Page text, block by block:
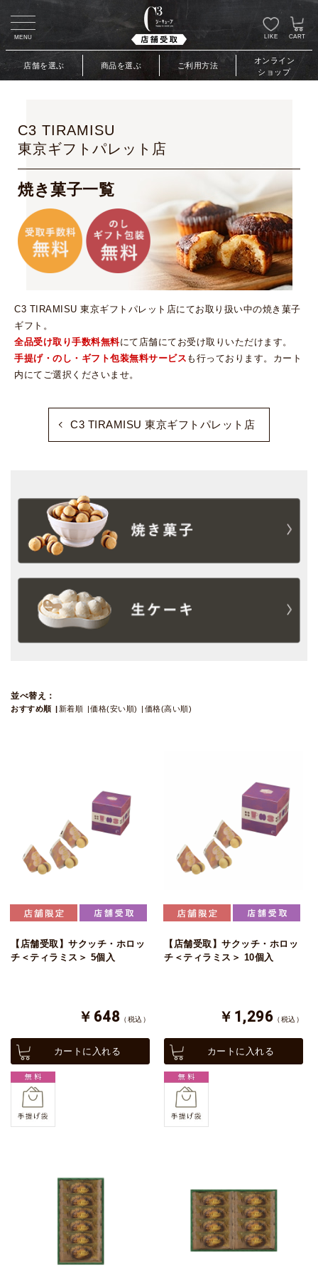
MENU LIKE CART
店舗を選ぶ 商品を選ぶ ご利用方法
オンライン
ショップ
C3 TIRAMISU
東京ギフトパレット店
焼き菓子一覧
C3 TIRAMISU 東京ギフトパレット店にてお取り扱い中の焼き菓子
ギフト。
全品受け取り手数料無料にて店舗にてお受け取りいただけます。
手提げ・のし・ギフト包装無料サービス も行っております。カート
内にてご選択くださいませ。
C3 TIRAMISU 東京ギフトパレット店
並べ替え：
おすすめ順 新着順 価格(安い順) 価格(高い順)
【店舗受取】サクッチ・ホロッ
チ＜ティラミス＞ 5個入
￥648 （税込）
カートに入れる
【店舗受取】サクッチ・ホロッ
チ＜ティラミス＞ 10個入
￥1,296 （税込）
カートに入れる